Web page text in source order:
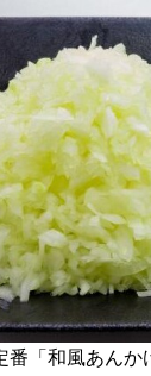
番「和風あんか